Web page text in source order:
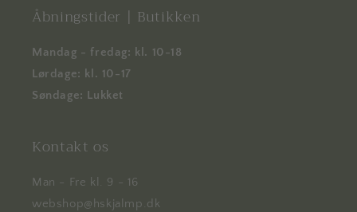
Åbningstider | Butikken
Mandag - fredag: kl. 10-18
Lørdage: kl. 10-17
Søndage: Lukket
Kontakt os
Man - Fre kl. 9 - 16
webshop@hskjalmp.dk